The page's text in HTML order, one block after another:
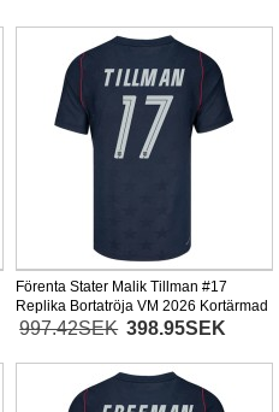
Förenta Stater Malik Tillman #17
Replika Bortatröja VM 2026 Kortärmad
997.42SEK 398.95SEK